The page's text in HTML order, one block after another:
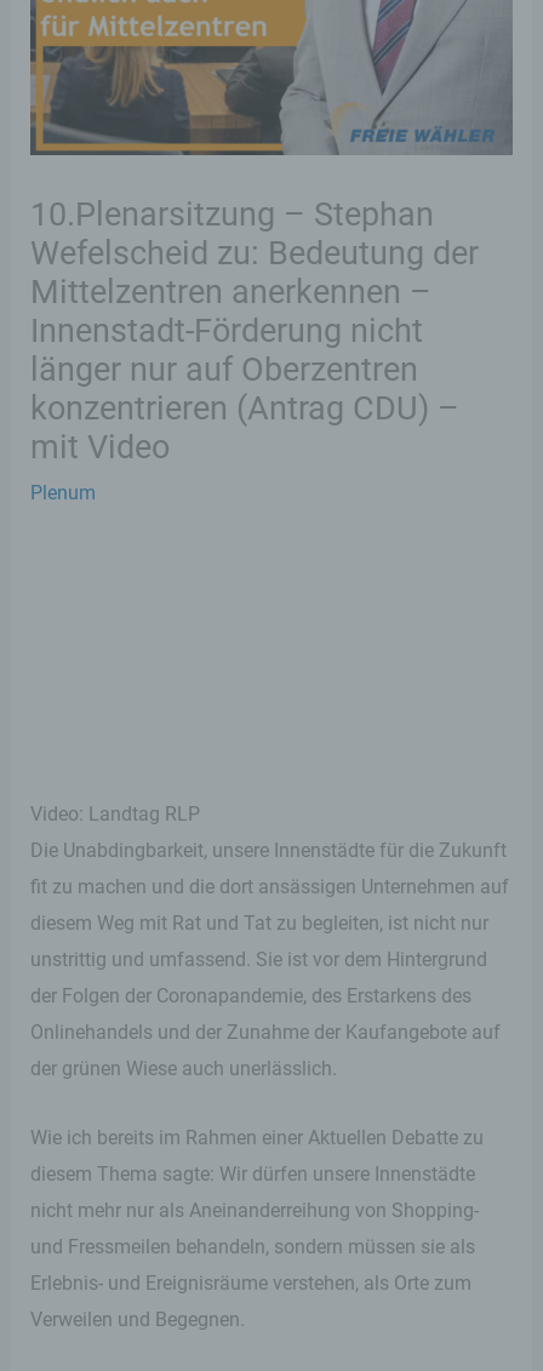
10.Plenarsitzung – Stephan
Wefelscheid zu: Bedeutung der
Mittelzentren anerkennen –
Innenstadt-Förderung nicht
länger nur auf Oberzentren
konzentrieren (Antrag CDU) –
mit Video
Plenum
Video: Landtag RLP
Die Unabdingbarkeit, unsere Innenstädte für die Zukunft
fit zu machen und die dort ansässigen Unternehmen auf
diesem Weg mit Rat und Tat zu begleiten, ist nicht nur
unstrittig und umfassend. Sie ist vor dem Hintergrund
der Folgen der Coronapandemie, des Erstarkens des
Onlinehandels und der Zunahme der Kaufangebote auf
der grünen Wiese auch unerlässlich.
Wie ich bereits im Rahmen einer Aktuellen Debatte zu
diesem Thema sagte: Wir dürfen unsere Innenstädte
nicht mehr nur als Aneinanderreihung von Shopping-
und Fressmeilen behandeln, sondern müssen sie als
Erlebnis- und Ereignisräume verstehen, als Orte zum
Verweilen und Begegnen.